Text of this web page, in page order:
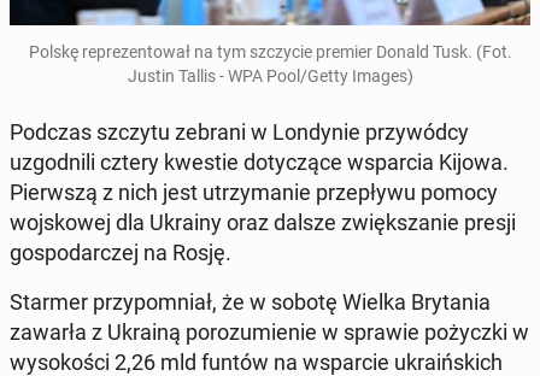
Polskę re­pre­zen­to­wał na tym szczy­cie premier Donald Tusk. (Fot.
Justin Tallis - WPA Pool/Getty Images)
Podczas szczytu zebrani w Lon­dy­nie przy­wód­cy
uzgod­ni­li cztery kwestie do­ty­czą­ce wspar­cia Kijowa.
Pierw­szą z nich jest utrzy­ma­nie prze­pły­wu pomocy
woj­sko­wej dla Ukrainy oraz dalsze zwięk­sza­nie presji
go­spo­dar­czej na Rosję.
Starmer przy­po­mniał, że w sobotę Wielka Bry­ta­nia
zawarła z Ukrainą po­ro­zu­mie­nie w sprawie po­życz­ki w
wy­so­ko­ści 2,26 mld funtów na wspar­cie ukra­iń­skich